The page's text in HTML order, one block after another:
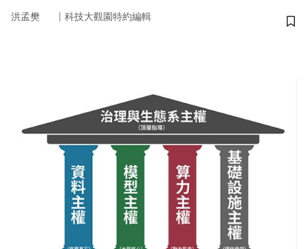
洪孟樊 ｜ 科技大觀園特約編輯
儲